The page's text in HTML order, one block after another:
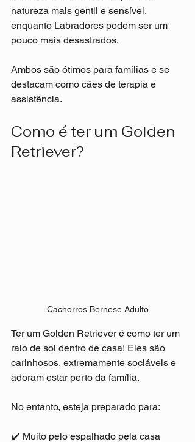
natureza mais gentil e sensível,
enquanto Labradores podem ser um
pouco mais desastrados.
Ambos são ótimos para famílias e se
destacam como cães de terapia e
assistência.
Como é ter um Golden
Retriever?
Cachorros Bernese Adulto
Ter um Golden Retriever é como ter um
raio de sol dentro de casa! Eles são
carinhosos, extremamente sociáveis e
adoram estar perto da família.
No entanto, esteja preparado para:
✔️ Muito pelo espalhado pela casa